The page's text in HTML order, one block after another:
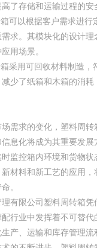
了存储和运输过程的安
可以根据客户需求进行
求。其模块化的设计
用场景。
采用可回收材料制造，
少了纸箱和木箱的消
需求的变化，塑料周
息化将成为其重要发
监控箱内环境和货物
材料和新工艺的应用，
。
有限公司塑料周转箱凭
行业中发挥着不可替代
产、运输和库存管理流